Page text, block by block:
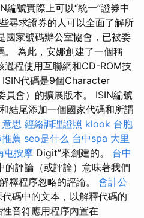
編號實際上可以“統一”證券中
尋求證券的人可以全面了解所
國家號碼辦公室協會，已被委
。 為此，安娜創建了一個稱
過程使用互聯網和CD-ROM技
代碼是9個Character
員會）的擴展版本。 ISIN編號
結尾添加一個國家代碼和所謂
思 經絡調理證照 klook 台胞
薦 seo是什么 台中spa 大里
屯按摩 Digit”來創建的。 台中
的評論（或評論）意味著我們
釋程序忽略的評論。 會計公
碼中的文本，以解釋代碼的
音符應用程序內置在